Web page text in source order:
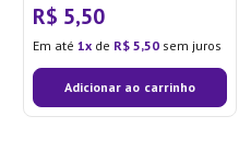
R$ 5,50
Em até 1 de R$ 5,50 sem juros
Adicionar ao carrinho